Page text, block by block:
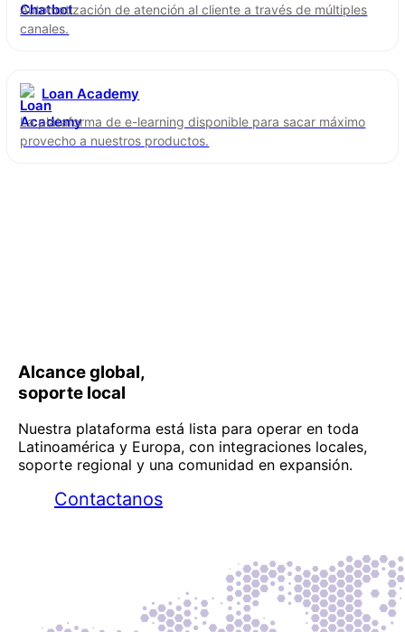
Automatización de atención al cliente a través de múltiples
canales.
Loan Academy
La plataforma de e-learning disponible para sacar máximo
provecho a nuestros productos.
Alcance global,
soporte local
Nuestra plataforma está lista para operar en toda
Latinoamérica y Europa, con integraciones locales,
soporte regional y una comunidad en expansión.
Contactanos